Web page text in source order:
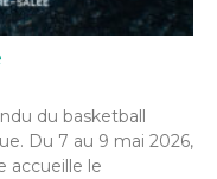
du basketball
Du 7 au 9 mai 2026,
accueille le